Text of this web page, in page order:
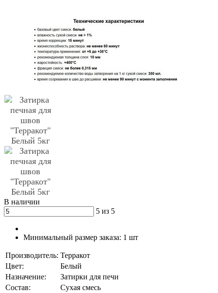
В наличии
5 из 5
Минимальный размер заказа: 1 шт
Производитель: Терракот
Цвет:
Белый
Назначение:
Затирки для печи
Состав:
Сухая смесь